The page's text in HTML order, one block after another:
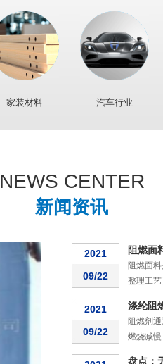
家装材料 汽车行业
NEWS CENTER
新闻资讯
2021
11/19
纺织品
随着纺
常规阻
2021
无卤阻
众所周
复合材
2021
09/22
涤纶阻
09/22
阻燃面
整理工
09/22
阻燃剂
燃烧减
卤系阻